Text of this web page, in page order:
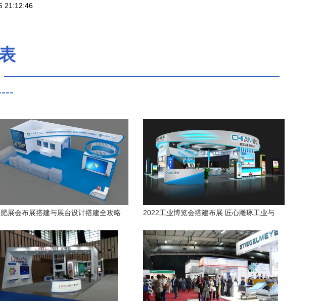
21:12:46
展会布展搭建与展台设计搭建全攻略
2022工业博览会搭建布展 匠心雕琢工业与